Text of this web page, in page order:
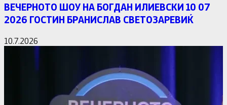
ВЕЧЕРНОТО ШОУ НА БОГДАН ИЛИЕВСКИ 10 07
2026 ГОСТИН БРАНИСЛАВ СВЕТОЗАРЕВИЌ
10.7.2026